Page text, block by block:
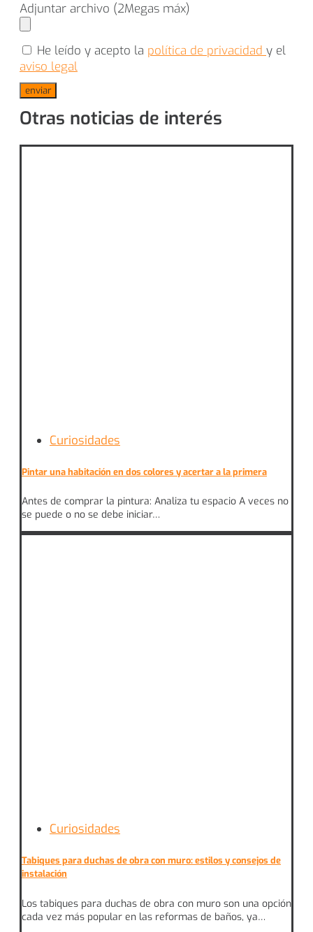
Adjuntar archivo (2Megas máx)
He leído y acepto la política de privacidad y el
aviso legal
enviar
Otras noticias de interés
Curiosidades
Pintar una habitación en dos colores y acertar a la primera
Antes de comprar la pintura: Analiza tu espacio A veces no
se puede o no se debe iniciar…
Curiosidades
Tabiques para duchas de obra con muro: estilos y consejos de
instalación
Los tabiques para duchas de obra con muro son una opción
cada vez más popular en las reformas de baños, ya…